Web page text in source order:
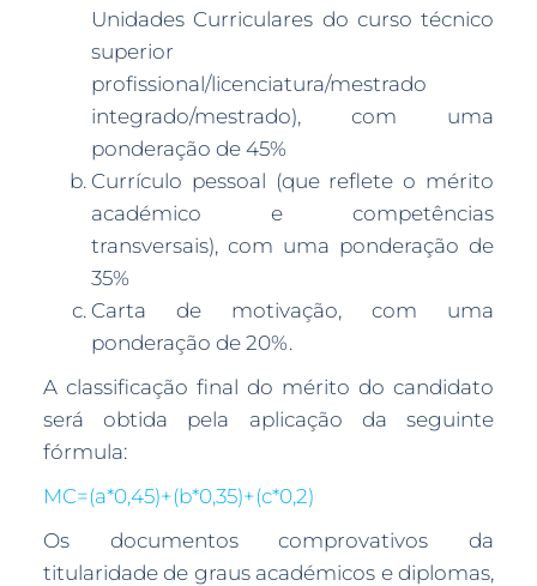
Unidades Curriculares do curso técnico
superior
profissional/licenciatura/mestrado
integrado/mestrado), com uma
ponderação de 45%
Currículo pessoal (que reflete o mérito
académico e competências
transversais), com uma ponderação de
35%
Carta de motivação, com uma
ponderação de 20%.
A classificação final do mérito do candidato
será obtida pela aplicação da seguinte
fórmula:
MC=(a*0,45)+(b*0,35)+(c*0,2)
Os documentos comprovativos da
titularidade de graus académicos e diplomas,